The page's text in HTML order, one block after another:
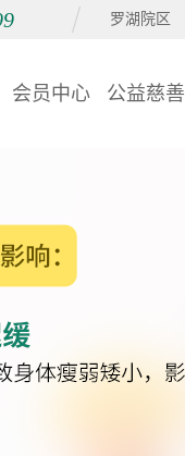
罗湖院区
会员中心 公益慈善